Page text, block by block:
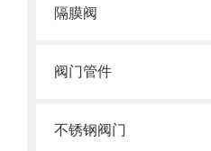
隔膜阀
阀门管件
不锈钢阀门